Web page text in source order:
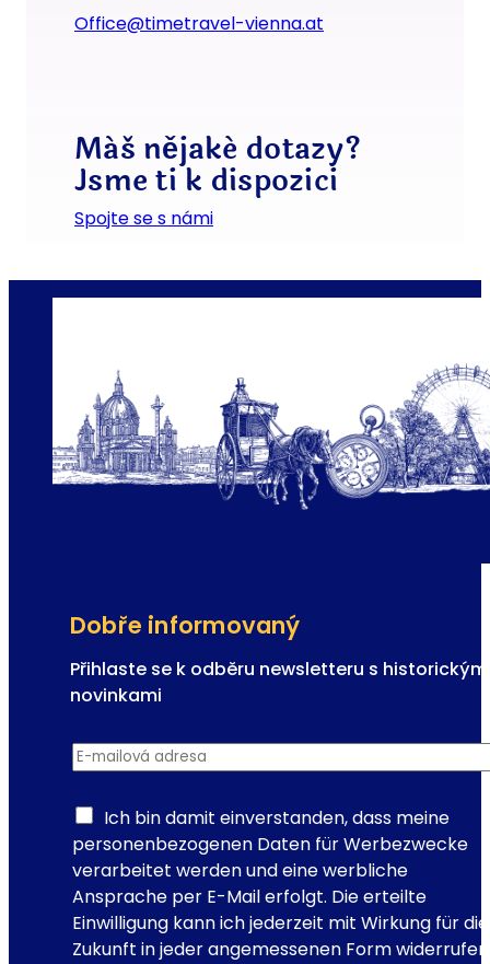
office@timetravel-vienna.at
Máš nějaké dotazy?
Jsme ti k dispozici
Spojte se s námi
Dobře informovaný
Přihlaste se k odběru newsletteru s
novinkami
a
d
e
s
a
E
-
m
E-mailová adresa
Ich bin damit einverstanden, dass meine
personenbezogenen Daten für Werbezwecke
verarbeitet werden und eine werbliche
Ansprache per E-Mail erfolgt. Die erteilte
Einwilligung kann ich jederzeit mit Wirkung für die
Zukunft in jeder angemessenen Form